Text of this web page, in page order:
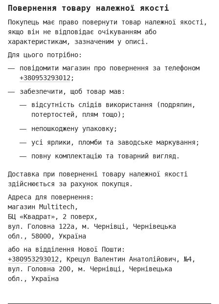
Повернення товару належної якості
Покупець має право повернути товар належної якості,
якщо він не відповідає очікуванням або
характеристикам, зазначеним у описі.
Для цього потрібно:
повідомити магазин про повернення за телефоном
+380953293012 ;
забезпечити, щоб товар мав:
відсутність слідів використання (подряпин,
потертостей, плям тощо);
непошкоджену упаковку;
усі ярлики, пломби та заводське маркування;
повну комплектацію та товарний вигляд.
Доставка при поверненні товару належної якості
здійснюється за рахунок покупця.
Адреса для повернення:
магазин Multitech,
БЦ «Квадрат», 2 поверх,
вул. Головна 122а, м. Чернівці, Чернівецька
обл., 58000, Україна
або на відділення Нової Пошти:
+380953293012 , Крецул Валентин Анатолійович, №4,
вул. Головна 200, м. Чернівці, Чернівецька
обл., Україна